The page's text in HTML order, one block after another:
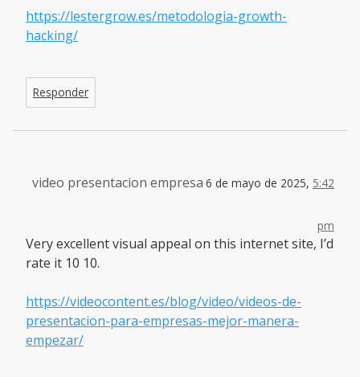
https://lestergrow.es/metodologia-growth-
hacking/
Responder
video presentacion empresa 6 de mayo de 2025, 5:42
pm
Very excellent visual appeal on this internet site, I’d
rate it 10 10.
https://videocontent.es/blog/video/videos-de-
presentacion-para-empresas-mejor-manera-
empezar/